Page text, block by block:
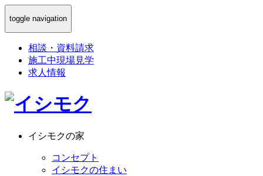
toggle navigation
相談 ・ 資料請求
施工中現場見学
求人情報
イシモクの家
コンセプト
イシモクの住まい